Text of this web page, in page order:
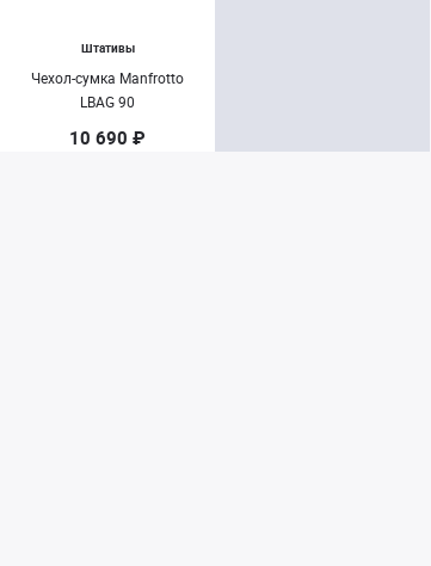
Штативы
Чехол-сумка Manfrotto
LBAG 90
10 690 ₽